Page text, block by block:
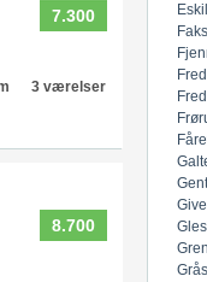
7.300
3 værelser
8.700
Give